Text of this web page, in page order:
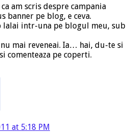
am scris despre campania
banner pe blog, e ceva.
lalai intr-una pe blogul meu, sub
nu mai reveneai. Ia… hai, du-te si
comenteaza pe coperti.
at 5:18 PM